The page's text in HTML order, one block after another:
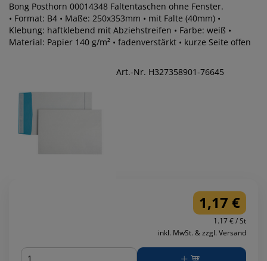
Bong Posthorn 00014348 Faltentaschen ohne Fenster.
• Format: B4 • Maße: 250x353mm • mit Falte (40mm) •
Klebung: haftklebend mit Abziehstreifen • Farbe: weiß •
Material: Papier 140 g/m² • fadenverstärkt • kurze Seite offen
Art.-Nr. H327358901-76645
1,17 €
1.17 € / St
inkl. MwSt. & zzgl. Versand
Menge